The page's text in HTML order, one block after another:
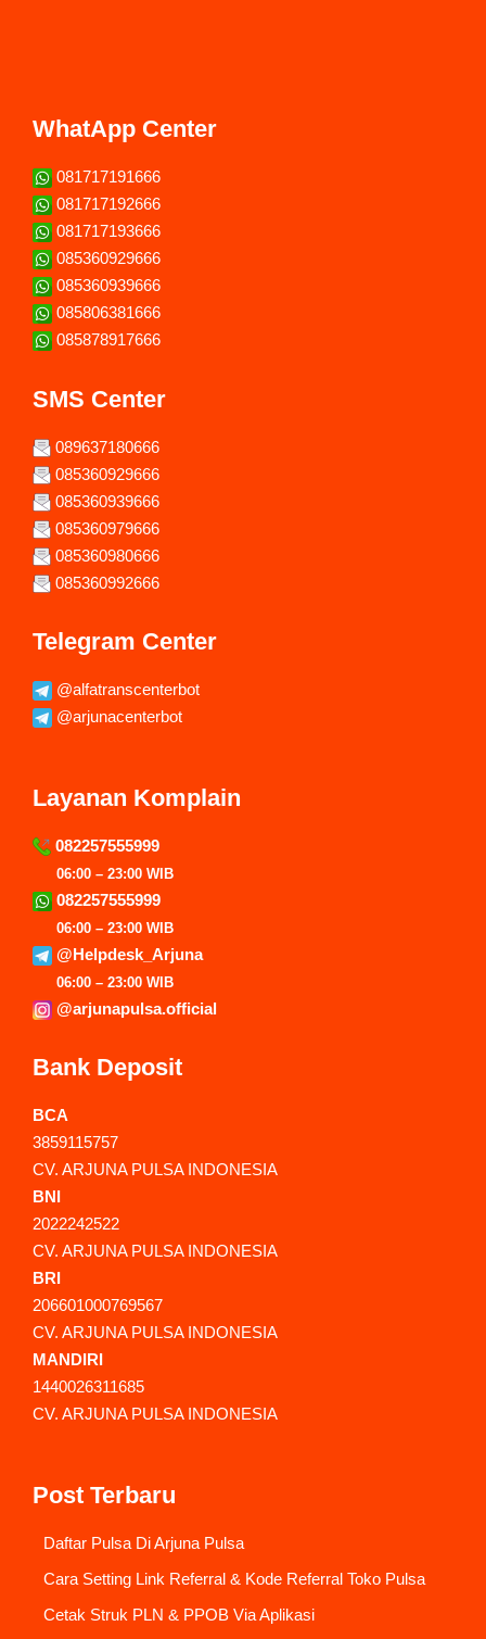
WhatApp Center
081717191666
081717192666
081717193666
085360929666
085360939666
085806381666
085878917666
SMS Center
089637180666
085360929666
085360939666
085360979666
085360980666
085360992666
Telegram Center
@alfatranscenterbot
@arjunacenterbot
Layanan Komplain
082257555999
06:00 – 23:00 WIB
082257555999
06:00 – 23:00 WIB
@Helpdesk_Arjuna
06:00 – 23:00 WIB
@arjunapulsa.official
Bank Deposit
BCA
3859115757
CV. ARJUNA PULSA INDONESIA
BNI
2022242522
CV. ARJUNA PULSA INDONESIA
BRI
206601000769567
CV. ARJUNA PULSA INDONESIA
MANDIRI
1440026311685
CV. ARJUNA PULSA INDONESIA
Post Terbaru
Daftar Pulsa Di Arjuna Pulsa
Cara Setting Link Referral & Kode Referral Toko Pulsa
Cetak Struk PLN & PPOB Via Aplikasi